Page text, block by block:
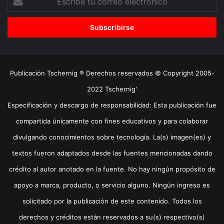
correo
Publicación Tschernig ® Derechos reservados © Copyright 2005-
2022 Tschernig'
Especificación y descargo de responsabilidad: Esta publicación fue
compartida únicamente con fines educativos y para colaborar
divulgando conocimientos sobre tecnología. La(s) imagen(es) y
textos fueron adaptados desde las fuentes mencionadas dando
crédito al autor anotado en la fuente. No hay ningún propósito de
apoyo a marca, producto, o servicio alguno. Ningún ingreso es
solicitado por la publicación de este contenido. Todos los
derechos y créditos están reservados a su(s) respectivo(s)